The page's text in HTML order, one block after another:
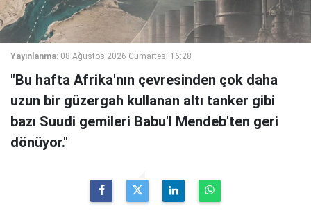
Yayınlanma: 08 Ağustos 2026 Cumartesi 16:28
"Bu hafta Afrika'nın çevresinden çok daha
uzun bir güzergah kullanan altı tanker gibi
bazı Suudi gemileri Babu'l Mendeb'ten geri
dönüyor."